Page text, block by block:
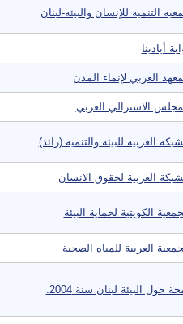
التنمية للإنسان والبيئة-لبنان
أيادينا
العربي لإنماء المدن
الاسترالي العربي
العربية للبيئة والتنمية (رائد)
العربية لحقوق الانسان
الكويتية لحماية البيئة
العربية للمياه الصحية
حول البيئة لبنان سنة 2004.